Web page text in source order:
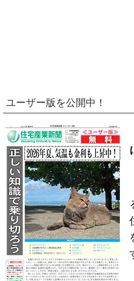
ユーザー版を公開中！